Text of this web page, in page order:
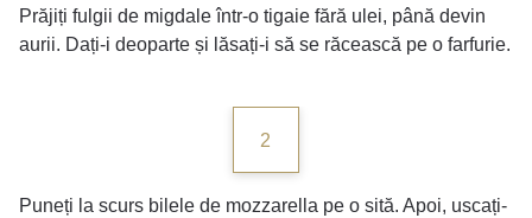
Prăjiți fulgii de migdale într-o tigaie fără ulei, până devin
aurii. Dați-i deoparte și lăsați-i să se răcească pe o farfurie.
2
Puneți la scurs bilele de mozzarella pe o sită. Apoi, uscați-